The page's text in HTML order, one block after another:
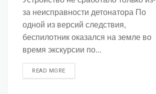
за неисправности детонатора По
одной из версий следствия,
беспилотник оказался на земле во
время экскурсии по...
READ MOREDETAILS